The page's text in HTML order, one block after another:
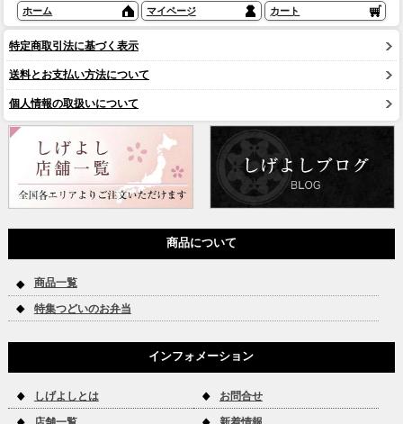
ホーム マイページ カート
特定商取引法に基づく表示
送料とお支払い方法について
個人情報の取扱いについて
商品について
商品一覧
特集つどいのお弁当
インフォメーション
しげよしとは お問合せ